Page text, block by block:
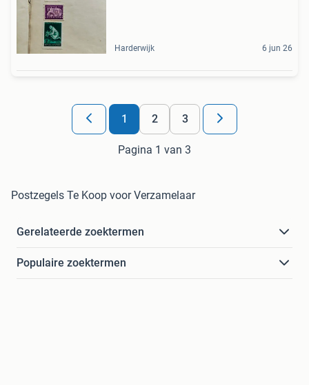
Harderwijk 6 jun 26
1 2 3
Pagina 1 van 3
Postzegels Te Koop voor Verzamelaar
Gerelateerde zoektermen
Populaire zoektermen